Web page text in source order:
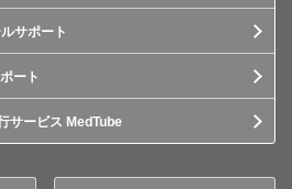
サポート
ート
サービス MedTube